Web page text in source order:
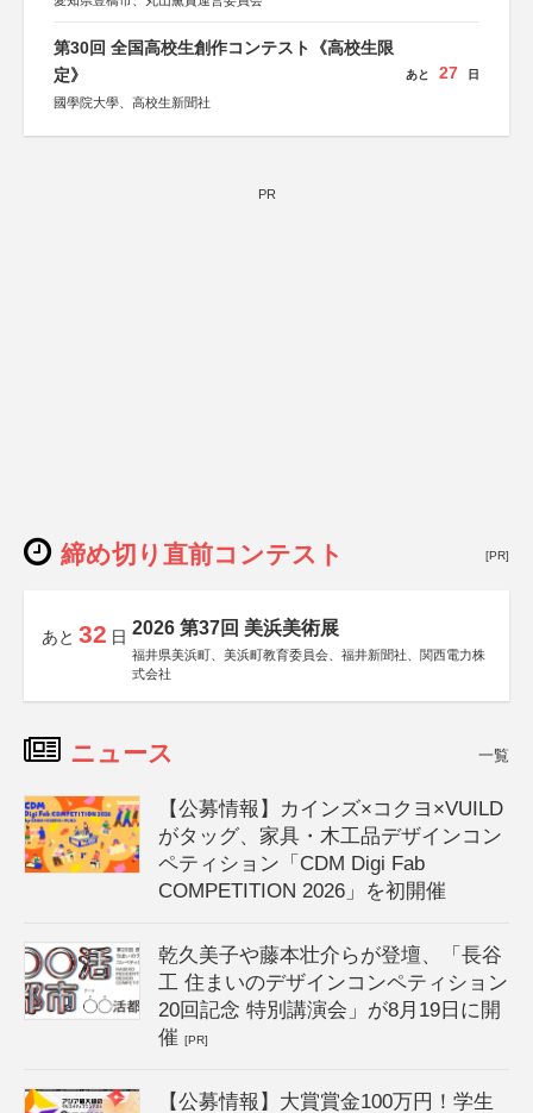
第30回 全国高校生創作コンテスト《高校生限
定》
國學院大學、高校生新聞社
あと 27 日
PR
締め切り直前コンテスト [PR]
あと 32 日 2026 第37回 美浜美術展
福井県美浜町、美浜町教育委員会、福井新聞社、関西電力株
式会社
ニュース 一覧
【公募情報】カインズ×コクヨ×VUILD
がタッグ、家具・木工品デザインコン
ペティション「CDM Digi Fab
COMPETITION 2026」を初開催
乾久美子や藤本壮介らが登壇、「長谷
工 住まいのデザインコンペティション
20回記念 特別講演会」が8月19日に開
催[PR]
【公募情報】大賞賞金100万円！学生